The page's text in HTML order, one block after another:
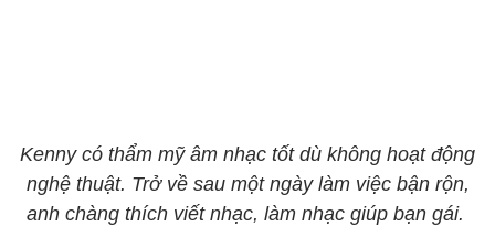
Kenny có thẩm mỹ âm nhạc tốt dù không hoạt động
nghệ thuật. Trở về sau một ngày làm việc bận rộn,
anh chàng thích viết nhạc, làm nhạc giúp bạn gái. ​​​​​​​